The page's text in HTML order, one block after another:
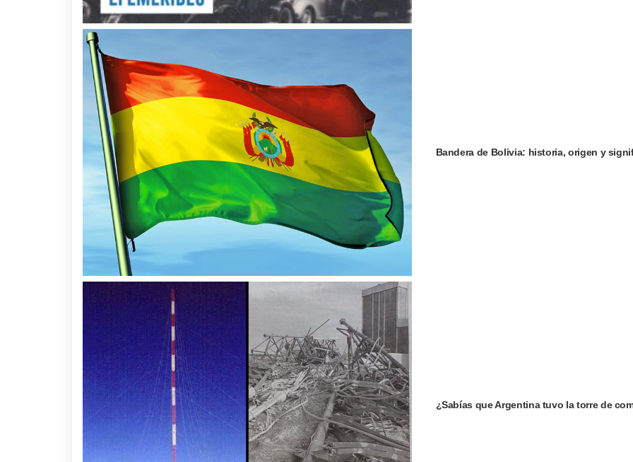
Bandera de Bolivia: historia, origen y
¿Sabías que Argentina tuvo la torre de